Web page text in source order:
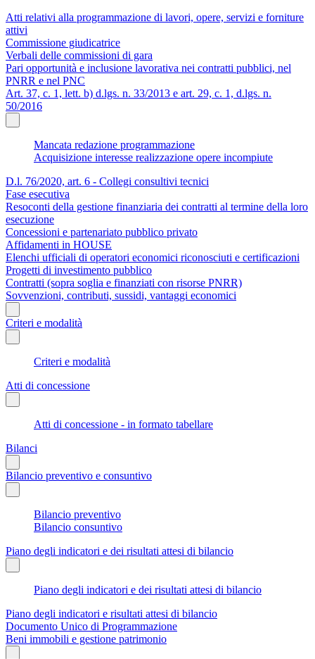
Atti relativi alla programmazione di lavori, opere, servizi e forniture
attivi
Commissione giudicatrice
Verbali delle commissioni di gara
Pari opportunità e inclusione lavorativa nei contratti pubblici, nel
PNRR e nel PNC
Art. 37, c. 1, lett. b) d.lgs. n. 33/2013 e art. 29, c. 1, d.lgs. n.
50/2016
Mancata redazione programmazione
Acquisizione interesse realizzazione opere incompiute
D.l. 76/2020, art. 6 - Collegi consultivi tecnici
Fase esecutiva
Resoconti della gestione finanziaria dei contratti al termine della loro
esecuzione
Concessioni e partenariato pubblico privato
Affidamenti in HOUSE
Elenchi ufficiali di operatori economici riconosciuti e certificazioni
Progetti di investimento pubblico
Contratti (sopra soglia e finanziati con risorse PNRR)
Sovvenzioni, contributi, sussidi, vantaggi economici
Criteri e modalità
Criteri e modalità
Atti di concessione
Atti di concessione - in formato tabellare
Bilanci
Bilancio preventivo e consuntivo
Bilancio preventivo
Bilancio consuntivo
Piano degli indicatori e dei risultati attesi di bilancio
Piano degli indicatori e dei risultati attesi di bilancio
Piano degli indicatori e risultati attesi di bilancio
Documento Unico di Programmazione
Beni immobili e gestione patrimonio